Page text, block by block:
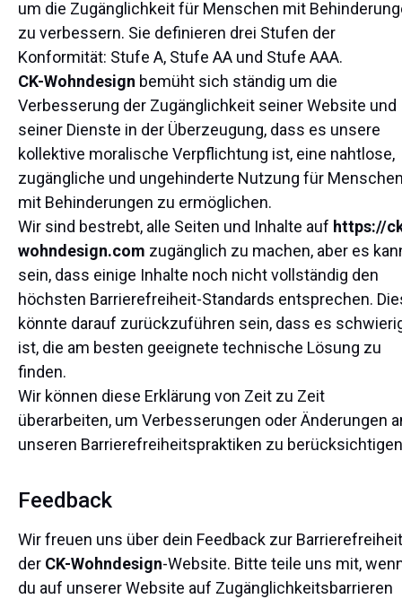
um die Zugänglichkeit für Menschen mit
zu verbessern. Sie definieren drei Stufen der
Konformität: Stufe A, Stufe AA und Stufe AAA.
CK-Wohndesign bemüht sich ständig um die
Verbesserung der Zugänglichkeit seiner Website und
seiner Dienste in der Überzeugung, dass es unsere
kollektive moralische Verpflichtung ist, eine nahtlose,
zugängliche und ungehinderte Nutzung für
mit Behinderungen zu ermöglichen.
Wir sind bestrebt, alle Seiten und Inhalte auf https://
wohndesign.com zugänglich zu machen, aber es
sein, dass einige Inhalte noch nicht vollständig den
höchsten Barrierefreiheit-Standards entsprechen.
könnte darauf zurückzuführen sein, dass es
ist, die am besten geeignete technische Lösung zu
finden.
Wir können diese Erklärung von Zeit zu Zeit
überarbeiten, um Verbesserungen oder Änderungen
unseren Barrierefreiheitspraktiken zu
Feedback
Wir freuen uns über dein Feedback zur Barrierefreiheit
der CK-Wohndesign-Website. Bitte teile uns mit,
du auf unserer Website auf Zugänglichkeitsbarrieren